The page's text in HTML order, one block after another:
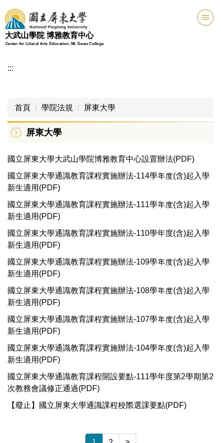
跳
到
主
要
容
大武山學院 博雅教育中心
Center for Liberal Arts Education, Mt. Dawu College
:::
首頁 學院法規 屏東大學
屏東大學
國立屏東大學大武山學院博雅教育中心設置辦法(PDF)
國立屏東大學通識教育課程實施辦法-114學年度(含)起入學
新生適用(PDF)
國立屏東大學通識教育課程實施辦法-111學年度(含)起入學
新生適用(PDF)
國立屏東大學通識教育課程實施辦法-110學年度(含)起入學
新生適用(PDF)
國立屏東大學通識教育課程實施辦法-109學年度(含)起入學
新生適用(PDF)
國立屏東大學通識教育課程實施辦法-108學年度(含)起入學
新生適用(PDF)
國立屏東大學通識教育課程實施辦法-107學年度(含)起入學
新生適用(PDF)
國立屏東大學通識教育課程實施辦法-104學年度(含)起入學
新生適用(PDF)
國立屏東大學通識教育課程開設要點-111學年度第2學期第2
次教務會議修正通過(PDF)
【廢止】國立屏東大學通識課程校際選課要點(PDF)